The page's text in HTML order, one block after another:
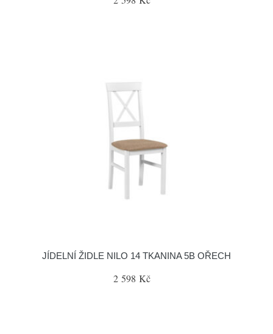
JÍDELNÍ ŽIDLE NILO 14 TKANINA 5B OŘECH
2 598 Kč